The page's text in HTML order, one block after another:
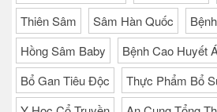
Thiên Sâm
Sâm Hàn Quốc
Hồng Sâm Baby
Bệnh Cao Huyết
Bổ Gan Tiêu Độc
Thực Phẩm Bổ